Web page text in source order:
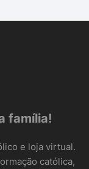
família!
e loja virtual.
católica,